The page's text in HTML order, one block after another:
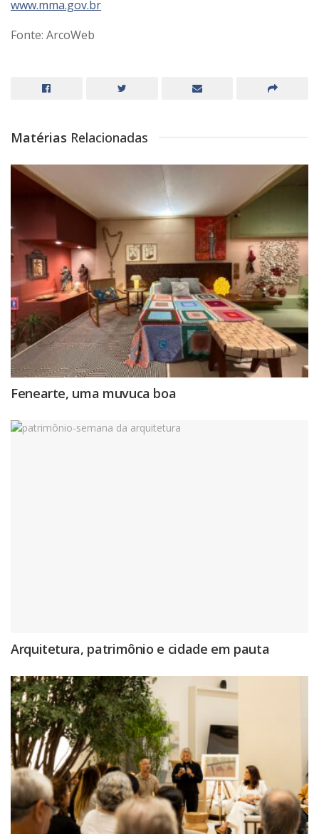
www.mma.gov.br
Fonte: ArcoWeb
Matérias Relacionadas
Fenearte, uma muvuca boa
Arquitetura, patrimônio e cidade em pauta